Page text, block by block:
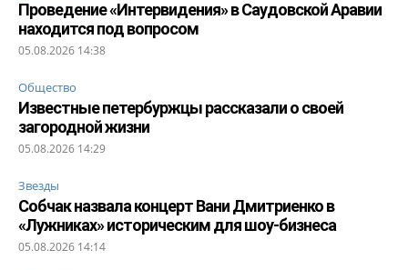
Проведение «Интервидения» в Саудовской Аравии
находится под вопросом
05.08.2026 14:38
Общество
Известные петербуржцы рассказали о своей
загородной жизни
05.08.2026 14:29
Звезды
Собчак назвала концерт Вани Дмитриенко в
«Лужниках» историческим для шоу-бизнеса
05.08.2026 14:14